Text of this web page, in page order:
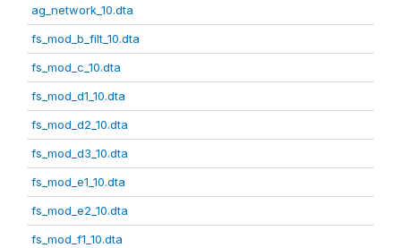
ag_network_10.dta
fs_mod_b_filt_10.dta
fs_mod_c_10.dta
fs_mod_d1_10.dta
fs_mod_d2_10.dta
fs_mod_d3_10.dta
fs_mod_e1_10.dta
fs_mod_e2_10.dta
fs_mod_f1_10.dta